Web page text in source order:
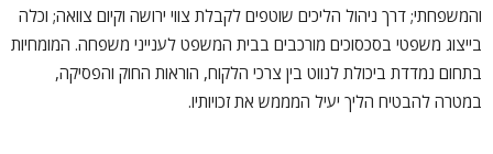
והמשפחתי; דרך ניהול הליכים שוטפים לקבלת צווי ירושה וקיום צוואה; וכלה
בייצוג משפטי בסכסוכים מורכבים בבית המשפט לענייני משפחה. המומחיות
בתחום נמדדת ביכולת לנווט בין צרכי הלקוח, הוראות החוק והפסיקה,
במטרה להבטיח הליך יעיל המממש את זכויותיו.